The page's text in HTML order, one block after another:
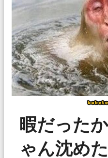
暇だった
ゃん沈め